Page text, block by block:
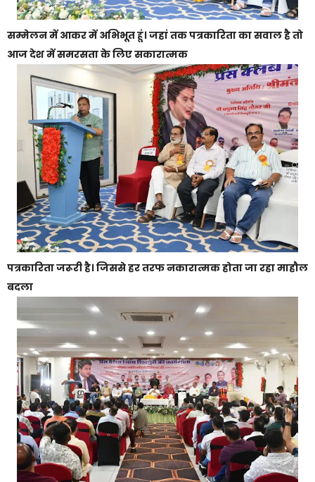
सम्मेलन में आकर में अभिभूत हूं। जहां तक पत्रकारिता का सवाल है तो
आज देश में समरसता के लिए सकारात्मक
पत्रकारिता जरूरी है। जिससे हर तरफ नकारात्मक होता जा रहा माहौल
बदला